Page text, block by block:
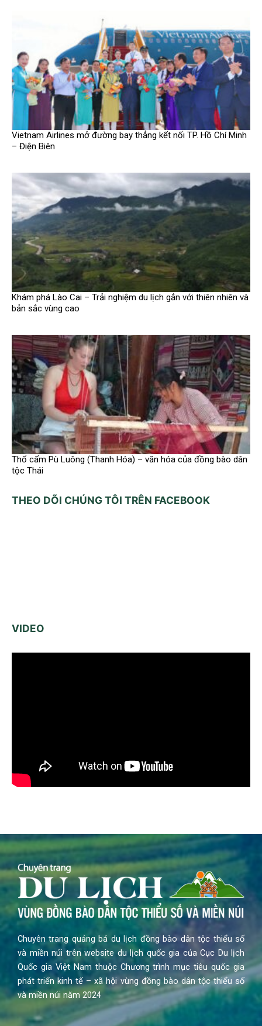
Vietnam Airlines mở đường bay thẳng kết nối TP. Hồ Chí Minh
– Điện Biên
Khám phá Lào Cai – Trải nghiệm du lịch gắn với thiên nhiên và
bản sắc vùng cao
Thổ cẩm Pù Luông (Thanh Hóa) – văn hóa của đồng bào dân
tộc Thái
THEO DÕI CHÚNG TÔI TRÊN FACEBOOK
VIDEO
Chuyên trang quảng bá du lịch đồng bào dân tộc thiểu số
và miền núi trên website du lịch quốc gia của Cục Du lịch
Quốc gia Việt Nam thuộc Chương trình mục tiêu quốc gia
phát triển kinh tế – xã hội vùng đồng bào dân tộc thiểu số
và miền núi năm 2024